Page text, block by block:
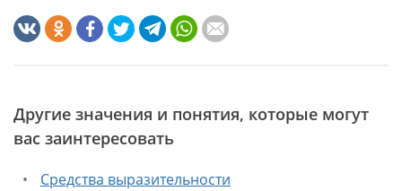
Другие значения и понятия, которые могут
вас заинтересовать
Средства выразительности